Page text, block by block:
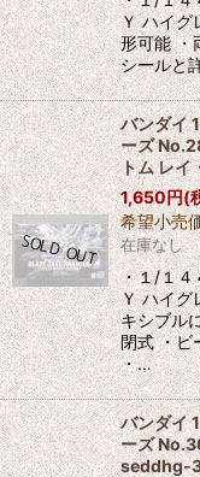
Ｙ ハイグ
形可能 ・
シールと
バンダイ
ーズ
トム レイ
1,650円(
希望小売
在庫なし
・１/１４
Ｙ ハイグ
キシブル
閉式 ・ビ
・…
バンダイ
ーズ
seddhg-